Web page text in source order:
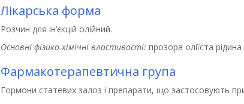
Лікарська форма
Розчин для ін’єкцій олійний.
Основні фізико-хімічні властивості: прозора оліїста
Фармакотерапевтична група
Гормони статевих залоз і препарати, що застосовують